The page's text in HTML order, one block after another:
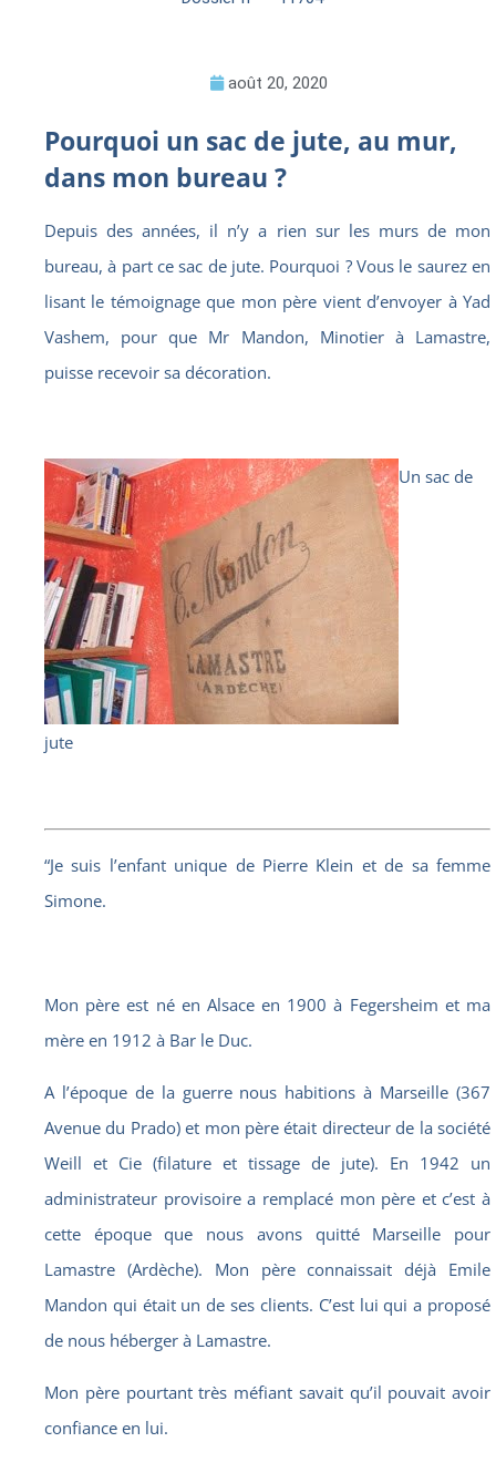
août 20, 2020
Pourquoi un sac de jute, au mur,
dans mon bureau ?
Depuis des années, il n’y a rien sur les murs de mon
bureau, à part ce sac de jute. Pourquoi ? Vous le saurez en
lisant le témoignage que mon père vient d’envoyer à Yad
Vashem, pour que Mr Mandon, Minotier à Lamastre,
puisse recevoir sa décoration.
Un sac de
jute
“Je suis l’enfant unique de Pierre Klein et de sa femme
Simone.
Mon père est né en Alsace en 1900 à Fegersheim et ma
mère en 1912 à Bar le Duc.
A l’époque de la guerre nous habitions à Marseille (367
Avenue du Prado) et mon père était directeur de la société
Weill et Cie (filature et tissage de jute). En 1942 un
administrateur provisoire a remplacé mon père et c’est à
cette époque que nous avons quitté Marseille pour
Lamastre (Ardèche). Mon père connaissait déjà Emile
Mandon qui était un de ses clients. C’est lui qui a proposé
de nous héberger à Lamastre.
Mon père pourtant très méfiant savait qu’il pouvait avoir
confiance en lui.